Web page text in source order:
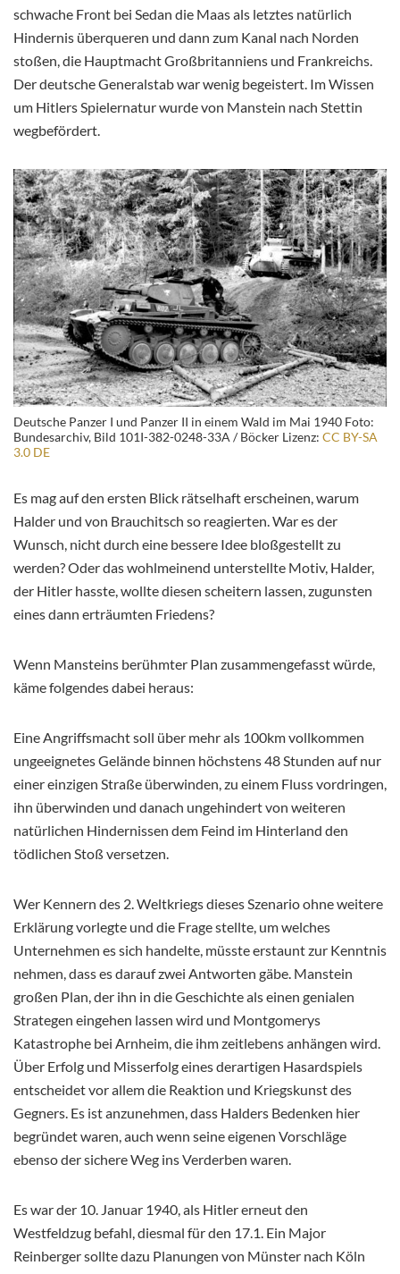
schwache Front bei Sedan die Maas als letztes natürlich
Hindernis überqueren und dann zum Kanal nach Norden
stoßen, die Hauptmacht Großbritanniens und Frankreichs.
Der deutsche Generalstab war wenig begeistert. Im Wissen
um Hitlers Spielernatur wurde von Manstein nach Stettin
wegbefördert.
Deutsche Panzer I und Panzer II in einem Wald im Mai 1940 Foto:
Bundesarchiv, Bild 101I-382-0248-33A / Böcker Lizenz: CC BY-SA
3.0 DE
Es mag auf den ersten Blick rätselhaft erscheinen, warum
Halder und von Brauchitsch so reagierten. War es der
Wunsch, nicht durch eine bessere Idee bloßgestellt zu
werden? Oder das wohlmeinend unterstellte Motiv, Halder,
der Hitler hasste, wollte diesen scheitern lassen, zugunsten
eines dann erträumten Friedens?
Wenn Mansteins berühmter Plan zusammengefasst würde,
käme folgendes dabei heraus:
Eine Angriffsmacht soll über mehr als 100km vollkommen
ungeeignetes Gelände binnen höchstens 48 Stunden auf nur
einer einzigen Straße überwinden, zu einem Fluss vordringen,
ihn überwinden und danach ungehindert von weiteren
natürlichen Hindernissen dem Feind im Hinterland den
tödlichen Stoß versetzen.
Wer Kennern des 2. Weltkriegs dieses Szenario ohne weitere
Erklärung vorlegte und die Frage stellte, um welches
Unternehmen es sich handelte, müsste erstaunt zur Kenntnis
nehmen, dass es darauf zwei Antworten gäbe. Manstein
großen Plan, der ihn in die Geschichte als einen genialen
Strategen eingehen lassen wird und Montgomerys
Katastrophe bei Arnheim, die ihm zeitlebens anhängen wird.
Über Erfolg und Misserfolg eines derartigen Hasardspiels
entscheidet vor allem die Reaktion und Kriegskunst des
Gegners. Es ist anzunehmen, dass Halders Bedenken hier
begründet waren, auch wenn seine eigenen Vorschläge
ebenso der sichere Weg ins Verderben waren.
Es war der 10. Januar 1940, als Hitler erneut den
Westfeldzug befahl, diesmal für den 17.1. Ein Major
Reinberger sollte dazu Planungen von Münster nach Köln